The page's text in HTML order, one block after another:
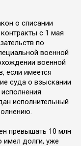
о списании
с 1 мая
по
военной
военной
если имеется
суда о взыскании
исполнительный
превышать 10 млн
имел долги, уже